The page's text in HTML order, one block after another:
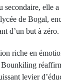
secondaire, elle
de Bogal,
d’un but à zéro.
riche en
levier